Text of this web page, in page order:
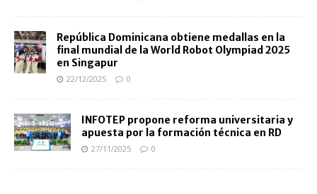
República Dominicana obtiene medallas en la
final mundial de la World Robot Olympiad 2025
en Singapur
22/12/2025 0
INFOTEP propone reforma universitaria y
apuesta por la formación técnica en RD
27/11/2025 0